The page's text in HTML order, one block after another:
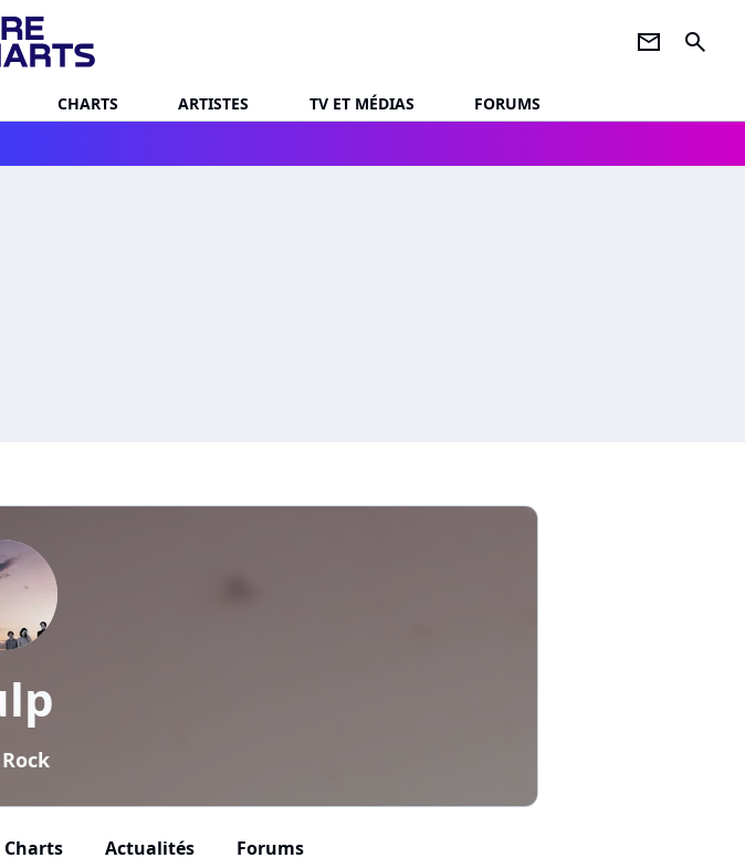
newsletter search
CHARTS ARTISTES TV ET MÉDIAS
FORUMS
Charts Actualités Forums